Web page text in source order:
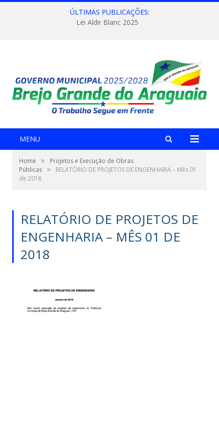
ÚLTIMAS PUBLICAÇÕES:
Lei Aldir Blanc 2025
MENU
Home »
Projetos e Execução de Obras
Públicas »
RELATÓRIO DE PROJETOS DE ENGENHARIA – Mês 01
de 2018
RELATÓRIO DE PROJETOS DE
ENGENHARIA – MÊS 01 DE
2018